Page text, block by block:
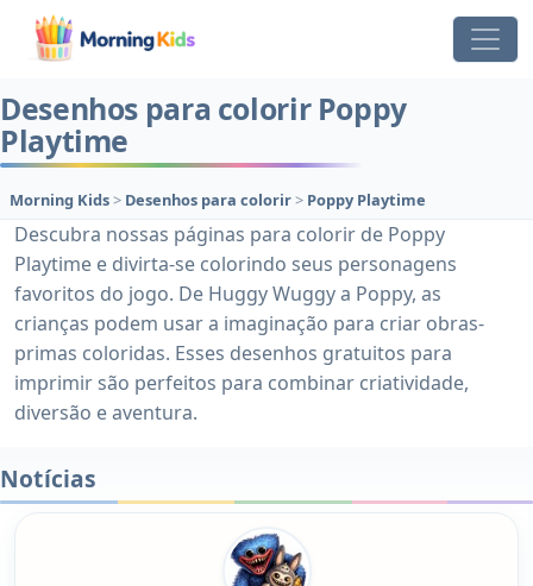
Desenhos para colorir Poppy
Playtime
Morning Kids> Desenhos para colorir> Poppy Playtime
Descubra nossas páginas para colorir de Poppy
Playtime e divirta-se colorindo seus personagens
favoritos do jogo. De Huggy Wuggy a Poppy, as
crianças podem usar a imaginação para criar obras-
primas coloridas. Esses desenhos gratuitos para
imprimir são perfeitos para combinar criatividade,
diversão e aventura.
Notícias